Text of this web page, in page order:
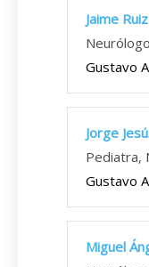
Jaime
Gustavo
Jorge
Pediatra,
Gustavo
Miguel